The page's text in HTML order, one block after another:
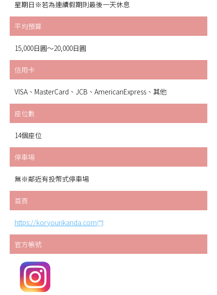
星期日※若為連續假期則最後一天休息
平均預算
15,000日圓～20,000日圓
信用卡
VISA、MasterCard、JCB、AmericanExpress、其他
座位數
14個座位
停車場
無※鄰近有投幣式停車場
首頁
https://koryourikanda.com
官方帳號